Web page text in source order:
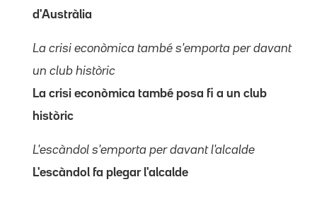
d'Austràlia
La crisi econòmica també s'emporta per davant
un club històric
La crisi econòmica també posa fi a un club
històric
L'escàndol s'emporta per davant l'alcalde
L'escàndol fa plegar l'alcalde